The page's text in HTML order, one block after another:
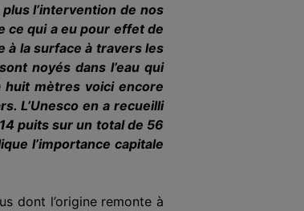
l’intervention de nos
ce qui a eu pour effet de
à la surface à travers les
noyés dans l’eau qui
huit mètres voici encore
L’Unesco en a recueilli
puits sur un total de 56
l’importance capitale
dont l’origine remonte à